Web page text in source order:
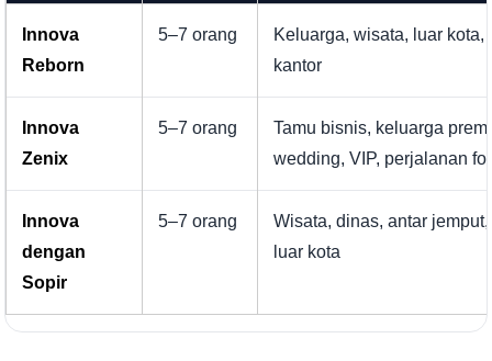
Innova
Reborn
5–7 orang
Keluarga, wisata, luar kota,
kantor
Innova
Zenix
5–7 orang
Tamu bisnis, keluarga
wedding, VIP, perjalanan
Innova
dengan
Sopir
5–7 orang
Wisata, dinas, antar jemput,
luar kota